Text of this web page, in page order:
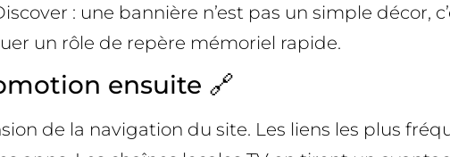
: une bannière n’est pas un simple décor,
un rôle de repère mémoriel rapide.
ensuite 🔗
de la navigation du site. Les liens les plus